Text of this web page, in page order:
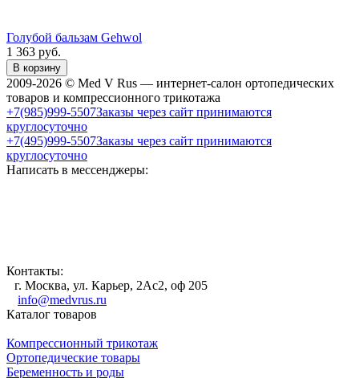
Голубой бальзам Gehwol
1 363 руб.
В корзину
2009-2026 © Med V Rus — интернет-салон ортопедических
товаров и компрессионного трикотажа
+7(985)999-5507Заказы через сайт принимаются
круглосуточно
+7(495)999-5507Заказы через сайт принимаются
круглосуточно
Написать в мессенджеры:
Контакты:
г. Москва, ул. Карьер, 2Ас2, оф 205
info@medvrus.ru
Каталог товаров
Компрессионный трикотаж
Ортопедические товары
Беременность и роды